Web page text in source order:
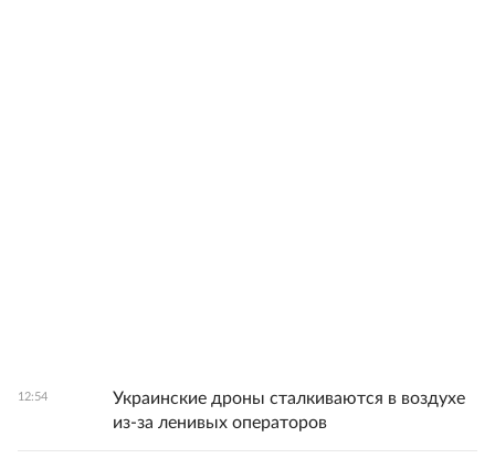
12:54
Украинские дроны сталкиваются в воздухе
из-за ленивых операторов